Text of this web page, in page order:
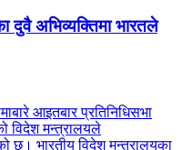
दुवै अभिव्यक्तिमा भारतले
आइतबार प्रतिनिधिसभा
विदेश मन्त्रालयले
छ। भारतीय विदेश मन्त्रालयका